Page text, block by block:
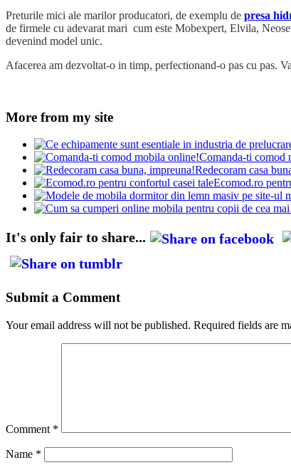
Preturile mici ale marilor producatori, de exemplu de presa
de firmele cu adevarat mari cum este Mobexpert, Elvila,
devenind model unic.
Afacerea am dezvoltat-o in timp, perfectionand-o pas cu pas.
More from my site
Comanda-ti comod
Redecoram casa
Ecomod.ro
It's only fair to share...
Submit a Comment
Your email address will not be published. Required fields are
Comment *
Name *